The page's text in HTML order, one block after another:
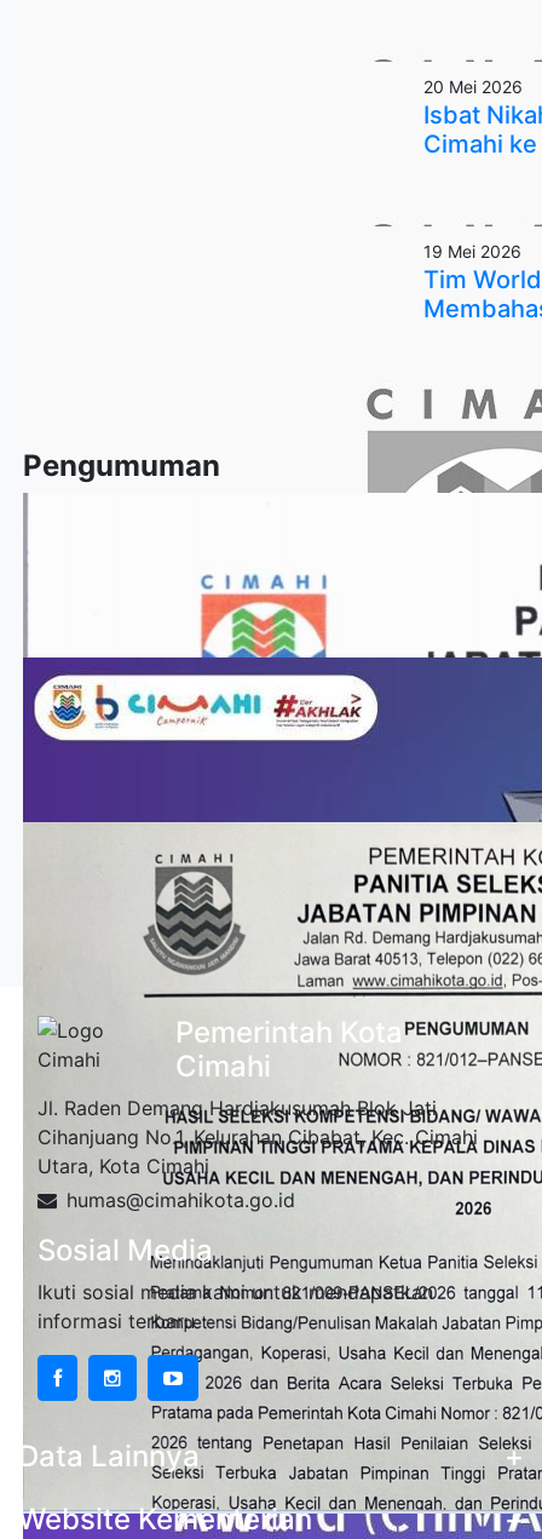
20 Mei 2026
Isbat
Cimahi
19 Mei 2026
Tim
Pengumuman
Pemerintah Kota
Cimahi
Jl. Raden Demang Hardjakusumah Blok Jati
Cihanjuang No.1, Kelurahan Cibabat, Kec. Cimahi
Utara, Kota Cimahi
humas@cimahikota.go.id
Sosial Media
Ikuti sosial media kami untuk mendapatkan
informasi terbaru
Data Lainnya
+
Website Kementerian
+